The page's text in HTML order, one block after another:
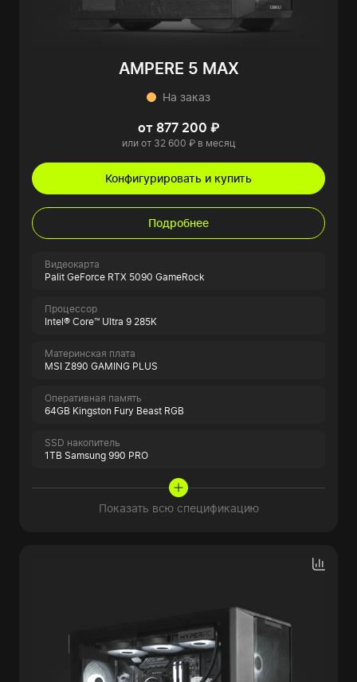
AMPERE 5 MAX
На заказ
от 877 200 ₽
или от 32 600 ₽ в месяц
Конфигурировать и купить
Подробнее
Видеокарта
Palit GeForce RTX 5090 GameRock
Процессор
Intel® Core™ Ultra 9 285K
Материнская плата
MSI Z890 GAMING PLUS
Оперативная память
64GB Kingston Fury Beast RGB
SSD накопитель
1TB Samsung 990 PRO
Показать всю спецификацию